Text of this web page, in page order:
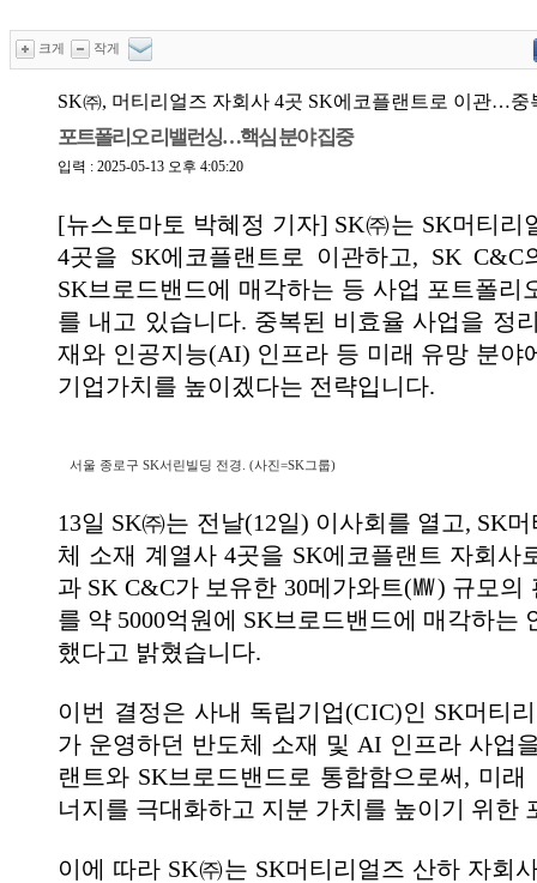
크게 작게
SK㈜, 머티리얼즈 자회사 4곳 SK에코플랜트로 이관…중
포트폴리오 리밸런싱…핵심 분야 집중
입력 : 2025-05-13 오후 4:05:20
[뉴스토마토 박혜정 기자] SK㈜는 SK머티리
4곳을 SK에코플랜트로 이관하고, SK C&C
SK브로드밴드에 매각하는 등 사업 포트폴리
를 내고 있습니다. 중복된 비효율 사업을 정
재와 인공지능(AI) 인프라 등 미래 유망 분야
기업가치를 높이겠다는 전략입니다.
서울 종로구 SK서린빌딩 전경. (사진=SK그룹)
13일 SK㈜는 전날(12일) 이사회를 열고, SK
체 소재 계열사 4곳을 SK에코플랜트 자회사
과 SK C&C가 보유한 30메가와트(㎿) 규모의
를 약 5000억원에 SK브로드밴드에 매각하는
했다고 밝혔습니다.
이번 결정은 사내 독립기업(CIC)인 SK머티
가 운영하던 반도체 소재 및 AI 인프라 사업
랜트와 SK브로드밴드로 통합함으로써, 미
너지를 극대화하고 지분 가치를 높이기 위한
이에 따라 SK㈜는 SK머티리얼즈 산하 자회